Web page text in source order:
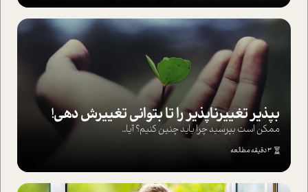
بپذير تغييرناپذير را تا بتواني تغييرش دهي!‏
ممکن است بپرسيد چرا بايد چنين کنيم؟ آيا...
3 دقیقه مطالعه